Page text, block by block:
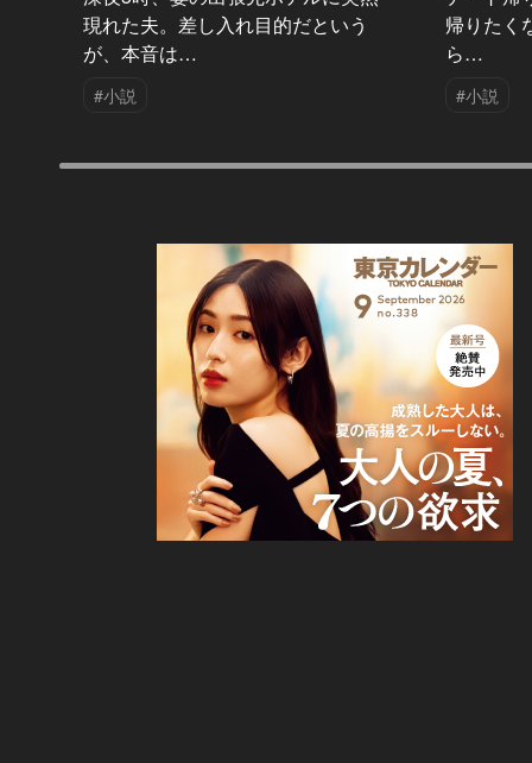
現れた夫。差し入れ目的だという
が、本音は…
#小説
帰りたく
ら…
#小説